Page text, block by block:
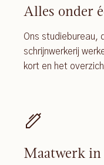
Alles onder
Ons studiebureau,
schrijnwerkerij
kort en het
Maatwerk in